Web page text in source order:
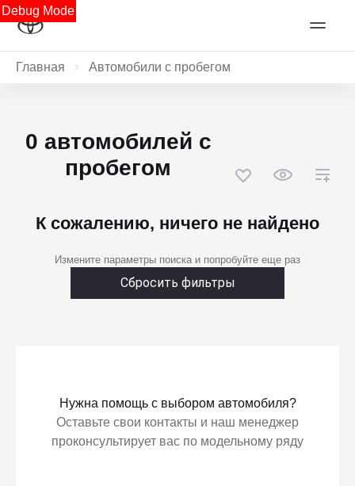
Debug Mode
Главная Автомобили с пробегом
0 автомобилей с
пробегом
К сожалению, ничего не найдено
Измените параметры поиска и попробуйте еще раз
Сбросить фильтры
Нужна помощь с выбором автомобиля?
Оставьте свои контакты и наш менеджер
проконсультирует вас по модельному ряду